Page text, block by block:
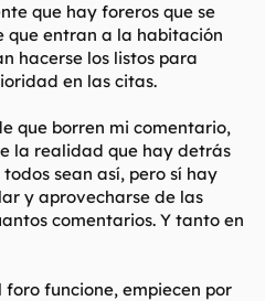
que hay foreros que se
que entran a la habitación
hacerse los listos para
en las citas.
que borren mi comentario,
la realidad que hay detrás
sean así, pero sí hay
y aprovecharse de las
comentarios. Y tanto en
funcione, empiecen por